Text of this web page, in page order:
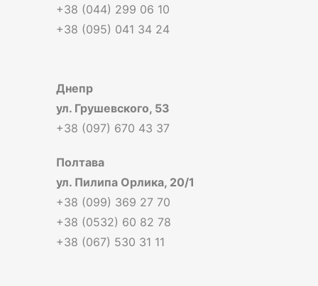
+38 (044) 299 06 10
+38 (095) 041 34 24
Днепр
ул. Грушевского, 53
+38 (097) 670 43 37
Полтава
ул. Пилипа Орлика, 20/1
+38 (099) 369 27 70
+38 (0532) 60 82 78
+38 (067) 530 31 11